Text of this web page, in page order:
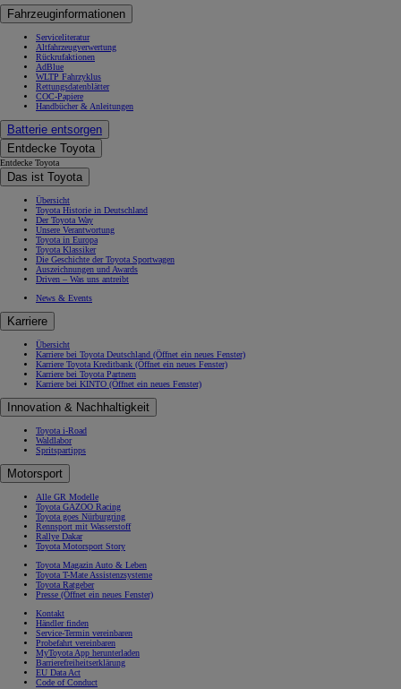
Fahrzeuginformationen
Serviceliteratur
Altfahrzeugverwertung
Rückrufaktionen
AdBlue
WLTP Fahrzyklus
Rettungsdatenblätter
COC-Papiere
Handbücher & Anleitungen
Batterie entsorgen
Entdecke Toyota
Entdecke Toyota
Das ist Toyota
Übersicht
Toyota Historie in Deutschland
Der Toyota Way
Unsere Verantwortung
Toyota in Europa
Toyota Klassiker
Die Geschichte der Toyota Sportwagen
Auszeichnungen und Awards
Driven – Was uns antreibt
News & Events
Karriere
Übersicht
Karriere bei Toyota Deutschland (Öffnet ein neues Fenster)
Karriere Toyota Kreditbank (Öffnet ein neues Fenster)
Karriere bei Toyota Partnern
Karriere bei KINTO (Öffnet ein neues Fenster)
Innovation & Nachhaltigkeit
Toyota i-Road
Waldlabor
Spritspartipps
Motorsport
Alle GR Modelle
Toyota GAZOO Racing
Toyota goes Nürburgring
Rennsport mit Wasserstoff
Rallye Dakar
Toyota Motorsport Story
Toyota Magazin Auto & Leben
Toyota T-Mate Assistenzsysteme
Toyota Ratgeber
Presse (Öffnet ein neues Fenster)
Kontakt
Händler finden
Service-Termin vereinbaren
Probefahrt vereinbaren
MyToyota App herunterladen
Barrierefreiheitserklärung
EU Data Act
Code of Conduct